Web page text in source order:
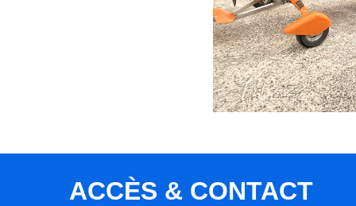
ACCÈS & CONTACT